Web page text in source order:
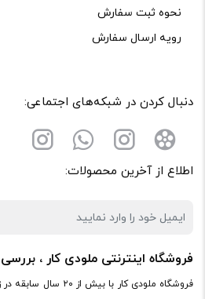
ایمیل *
ذخیره نام، ایمیل و وبسایت من در
دیدگاهی می‌نویسم.
لازم است محتوای ارسالی منطبق
از ارسال لینک‌های سایت‌های دیگر و
خودتان مثل شماره تماس، ایمیل و
پرهیز کنید.
نحوه ثبت سفارش
رویه ارسال سفارش
دنبال کردن در شبکه‌های اجتماعی:
اطلاع از آخرین محصولات:
فروشگاه اینترنتی ملودی کار ،
فروشگاه ملودی کار